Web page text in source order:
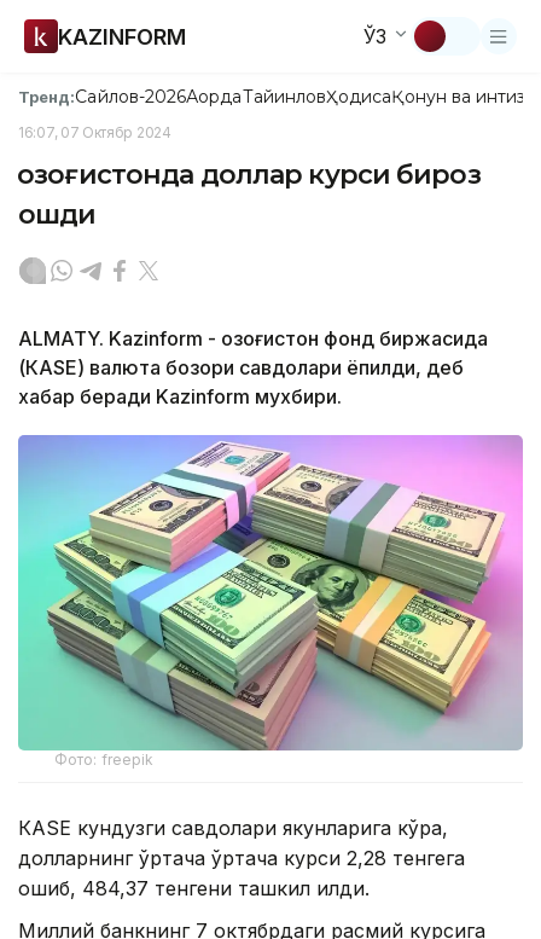
KAZINFORM ЎЗ
Тренд:Сайлов-2026АқордаТайинловҲодисаҚонун ва
16:07, 07 Октябр 2024
Қозоғистонда доллар курси бироз
ошди
ALMATY. Kazinform - Қозоғистон фонд биржасида
(КАSE) валюта бозори савдолари ёпилди, деб
хабар беради Kazinform мухбири.
Фото: freepik
КАSE кундузги савдолари якунларига кўра,
долларнинг ўртача ўртача курси 2,28 тенгега
ошиб, 484,37 тенгени ташкил қилди.
Миллий банкнинг 7 октябрдаги расмий курсига